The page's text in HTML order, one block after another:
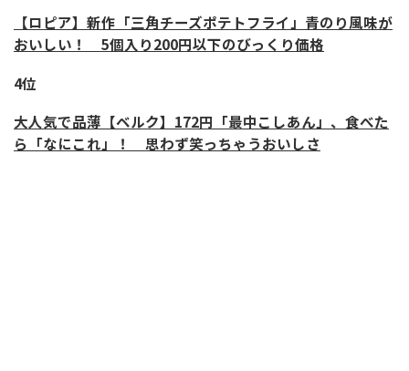
【ロピア】新作「三角チーズポテトフライ」青のり風味が
おいしい！ 5個入り200円以下のびっくり価格
4位
大人気で品薄【ベルク】172円「最中こしあん」、食べた
ら「なにこれ」！ 思わず笑っちゃうおいしさ